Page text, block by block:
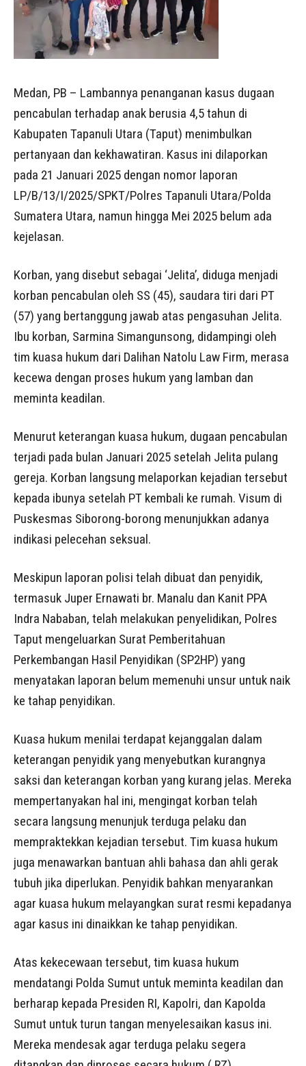
Medan, PB – Lambannya penanganan kasus dugaan
pencabulan terhadap anak berusia 4,5 tahun di
Kabupaten Tapanuli Utara (Taput) menimbulkan
pertanyaan dan kekhawatiran. Kasus ini dilaporkan
pada 21 Januari 2025 dengan nomor laporan
LP/B/13/I/2025/SPKT/Polres Tapanuli Utara/Polda
Sumatera Utara, namun hingga Mei 2025 belum ada
kejelasan.
Korban, yang disebut sebagai ‘Jelita’, diduga menjadi
korban pencabulan oleh SS (45), saudara tiri dari PT
(57) yang bertanggung jawab atas pengasuhan Jelita.
Ibu korban, Sarmina Simangunsong, didampingi oleh
tim kuasa hukum dari Dalihan Natolu Law Firm, merasa
kecewa dengan proses hukum yang lamban dan
meminta keadilan.
Menurut keterangan kuasa hukum, dugaan pencabulan
terjadi pada bulan Januari 2025 setelah Jelita pulang
gereja. Korban langsung melaporkan kejadian tersebut
kepada ibunya setelah PT kembali ke rumah. Visum di
Puskesmas Siborong-borong menunjukkan adanya
indikasi pelecehan seksual.
Meskipun laporan polisi telah dibuat dan penyidik,
termasuk Juper Ernawati br. Manalu dan Kanit PPA
Indra Nababan, telah melakukan penyelidikan, Polres
Taput mengeluarkan Surat Pemberitahuan
Perkembangan Hasil Penyidikan (SP2HP) yang
menyatakan laporan belum memenuhi unsur untuk naik
ke tahap penyidikan.
Kuasa hukum menilai terdapat kejanggalan dalam
keterangan penyidik yang menyebutkan kurangnya
saksi dan keterangan korban yang kurang jelas. Mereka
mempertanyakan hal ini, mengingat korban telah
secara langsung menunjuk terduga pelaku dan
mempraktekkan kejadian tersebut. Tim kuasa hukum
juga menawarkan bantuan ahli bahasa dan ahli gerak
tubuh jika diperlukan. Penyidik bahkan menyarankan
agar kuasa hukum melayangkan surat resmi kepadanya
agar kasus ini dinaikkan ke tahap penyidikan.
Atas kekecewaan tersebut, tim kuasa hukum
mendatangi Polda Sumut untuk meminta keadilan dan
berharap kepada Presiden RI, Kapolri, dan Kapolda
Sumut untuk turun tangan menyelesaikan kasus ini.
Mereka mendesak agar terduga pelaku segera